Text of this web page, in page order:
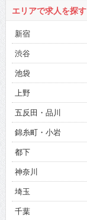
エリアで求人を探す
新宿
渋谷
池袋
上野
五反田・品川
錦糸町・小岩
都下
神奈川
埼玉
千葉